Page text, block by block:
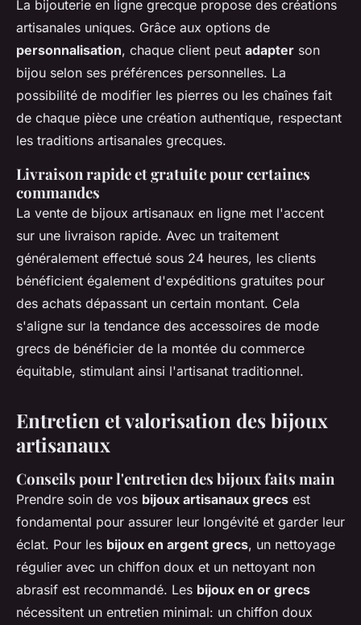
La bijouterie en ligne grecque propose des créations
artisanales uniques. Grâce aux options de
personnalisation, chaque client peut adapter son
bijou selon ses préférences personnelles. La
possibilité de modifier les pierres ou les chaînes fait
de chaque pièce une création authentique, respectant
les traditions artisanales grecques.
Livraison rapide et gratuite pour certaines
commandes
La vente de bijoux artisanaux en ligne met l'accent
sur une livraison rapide. Avec un traitement
généralement effectué sous 24 heures, les clients
bénéficient également d'expéditions gratuites pour
des achats dépassant un certain montant. Cela
s'aligne sur la tendance des accessoires de mode
grecs de bénéficier de la montée du commerce
équitable, stimulant ainsi l'artisanat traditionnel.
Entretien et valorisation des bijoux
artisanaux
Conseils pour l'entretien des bijoux faits main
Prendre soin de vos bijoux artisanaux grecs est
fondamental pour assurer leur longévité et garder leur
éclat. Pour les bijoux en argent grecs, un nettoyage
régulier avec un chiffon doux et un nettoyant non
abrasif est recommandé. Les bijoux en or grecs
nécessitent un entretien minimal: un chiffon doux